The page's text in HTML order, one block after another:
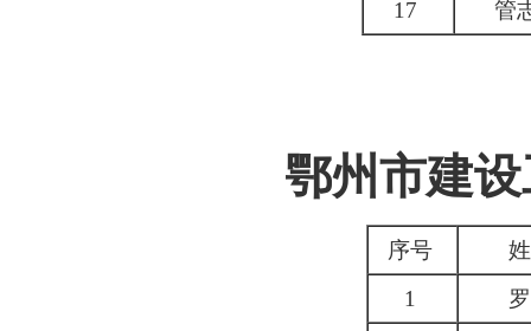
17 管
鄂州市建
序号
1